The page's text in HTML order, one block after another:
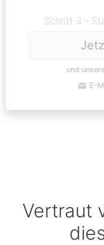
Schritt 3 -
und
E-
Vertraut